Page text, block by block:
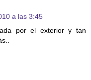
a las 3:45
por el exterior y tan